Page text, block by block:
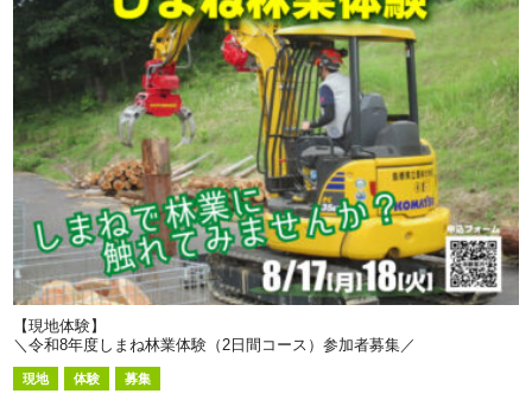
【現地体験】
＼令和8年度しまね林業体験（2日間コース）参加者募集／
現地 体験 募集